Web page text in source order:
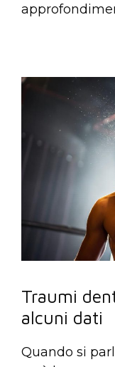
Traumi
alcuni dati
Quando si